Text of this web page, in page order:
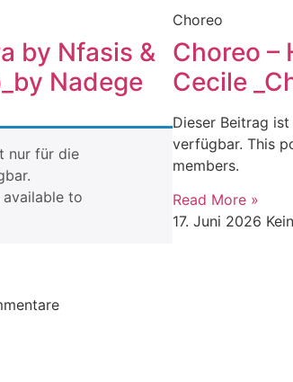
by Nfasis &
Nadege
nur für die
to
Choreo
Choreo –
Cecile
Dieser Beitrag
verfügbar. This
members.
Read More »
17. Juni 2026